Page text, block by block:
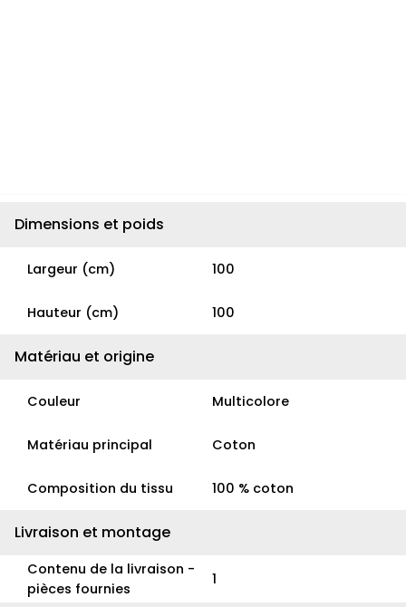
Dimensions et poids
Largeur (cm) 100
Hauteur (cm) 100
Matériau et origine
Couleur Multicolore
Matériau principal Coton
Composition du tissu 100 % coton
Livraison et montage
Contenu de la livraison -
pièces fournies
1